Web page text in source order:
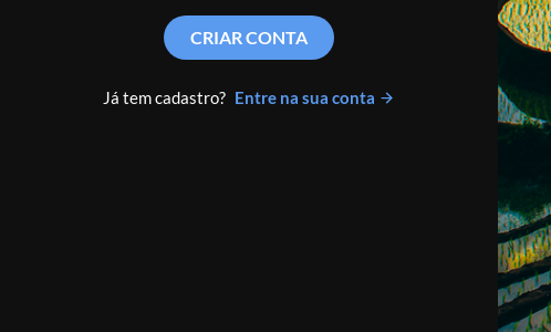
CRIAR CONTA
Já tem cadastro? Entre na sua conta